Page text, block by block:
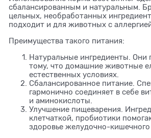
сбалансированным и натуральным.
цельных, необработанных
подходит и для животных с
Преимущества такого питания:
Натуральные ингредиенты.
тому, что домашние животные
естественных условиях.
Сбалансированное питание.
гармонично соединяет в себе
и аминокислоты.
Улучшение пищеварения.
клетчаткой, пробиотики
здоровье желудочно-кишечного